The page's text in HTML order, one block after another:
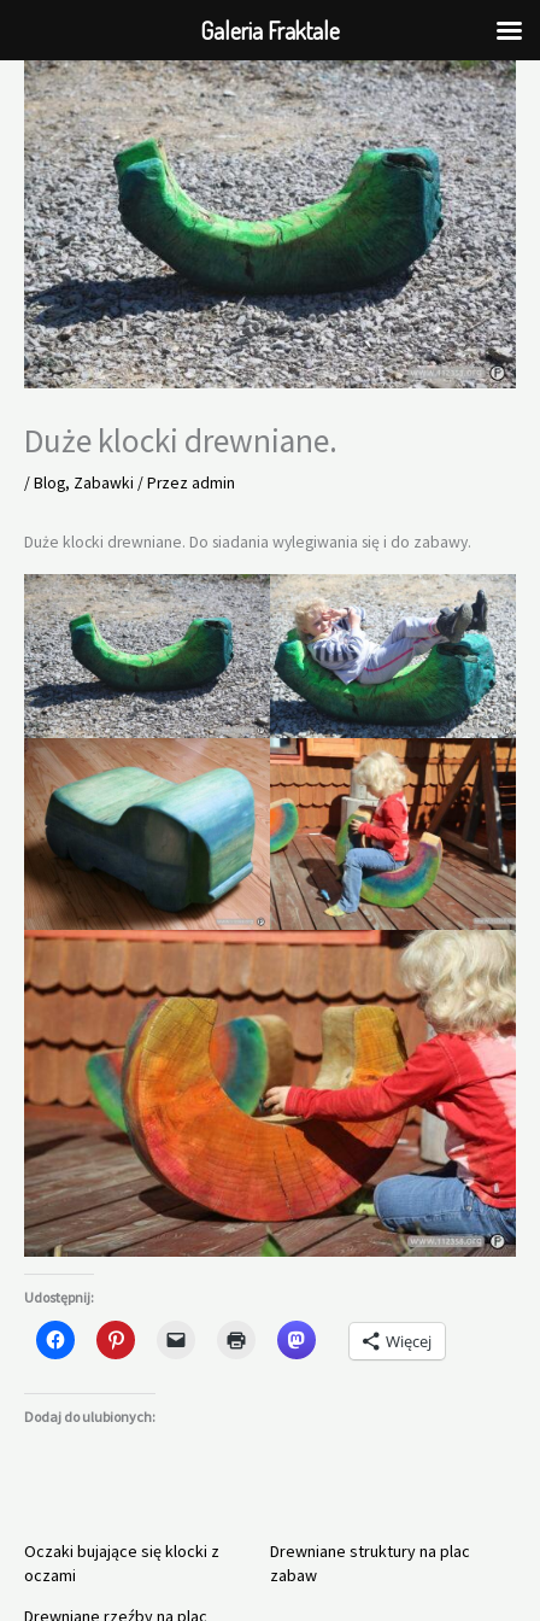
Przejdź
treści
Duże klocki drewniane.
/Blog, Zabawki / Przezadmin
Duże klocki drewniane. Do siadania wylegiwania się i do zabawy.
Udostępnij:
Więcej
Dodaj do ulubionych:
Oczaki bujające się klocki z
oczami
Drewniane struktury na plac
zabaw
Drewniane rzeźby na plac
Galeria Fraktale